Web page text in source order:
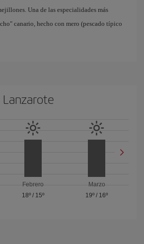
Una de las especialidades más
canario, hecho con mero (pescado típico
Febrero
18º/ 15º
Marzo
19º / 16º